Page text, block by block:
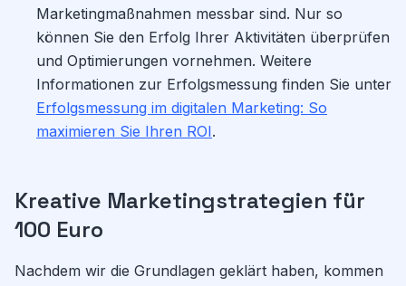
Marketingmaßnahmen messbar sind. Nur so
können Sie den Erfolg Ihrer Aktivitäten überprüfen
und Optimierungen vornehmen. Weitere
Informationen zur Erfolgsmessung finden Sie unter
Erfolgsmessung im digitalen Marketing: So
maximieren Sie Ihren ROI.
Kreative Marketingstrategien für
100 Euro
Nachdem wir die Grundlagen geklärt haben, kommen